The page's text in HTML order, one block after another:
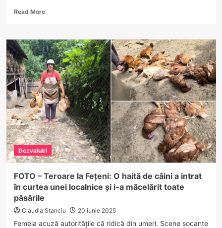
Read MoreRead
După
196
km/h
în
Vâlcea,
Andrew
Tate
e
din
nou
șofer
cu
acte-
n
Dezvaluiri
FOTO – Teroare la Fețeni: O haită de câini a intrat
în curtea unei localnice și i-a măcelărit toate
păsările
Claudia Stanciu 20 iunie 2025
Femeia acuză autoritățile că ridică din umeri. Scene șocante